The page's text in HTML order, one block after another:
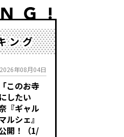
ング
2026年08月04日
このお寺
したい
『ギャル
ルシェ』
開！（1/